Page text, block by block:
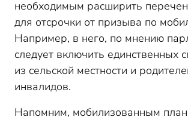
необходимым расширить
для отсрочки от призыва по
Например, в него, по мнению
следует включить единственных
из сельской местности и
инвалидов.
Напомним, мобилизованным